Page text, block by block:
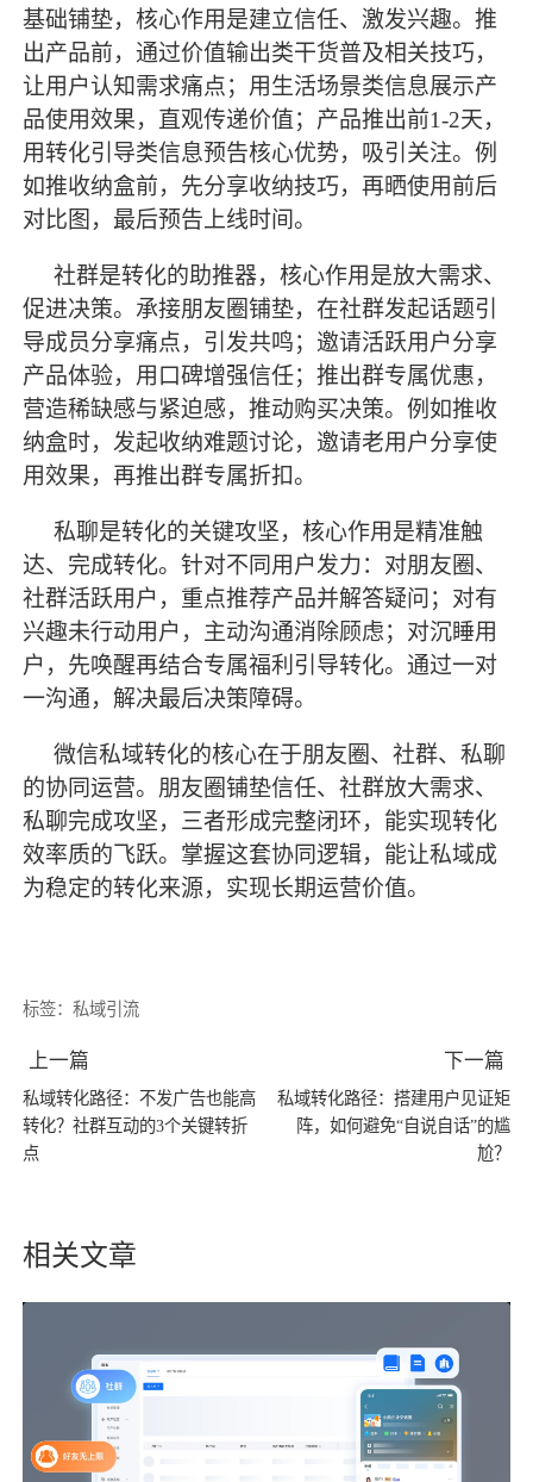
基础铺垫，核心作用是建立信任、激发兴趣。推
出产品前，通过价值输出类干货普及相关技巧，
让用户认知需求痛点；用生活场景类信息展示产
品使用效果，直观传递价值；产品推出前1-2天，
用转化引导类信息预告核心优势，吸引关注。例
如推收纳盒前，先分享收纳技巧，再晒使用前后
对比图， 最后预告上线时间。
社群是转化的助推器，核心作用是放大需求、
促进决策。承接朋友圈铺垫，在社群发起话题引
导成员分享痛点，引发共鸣；邀请活跃用户分享
产品体验，用口碑增强信任；推出群专属优惠，
营造稀缺感与紧迫感，推动购买决策。例如推收
纳盒时，发起收纳难题讨论，邀请老用户分享使
用效果，再推出群专属折扣。
私聊是转化的关键攻坚，核心作用是精准触
达、完成转化。针对不同用户发力：对朋友圈、
社群活跃用户，重点推荐产品并解答疑问；对有
兴趣未行动用户，主动沟通消除顾虑；对沉睡用
户，先唤醒再结合专属福利引导转化。通过一对
一沟通，解决最后决策障碍。
微信私域转化的核心在于朋友圈、社群、私聊
的协同运营。朋友圈铺垫信任、社群放大需求、
私聊完成攻坚，三者形成完整闭环，能实现转化
效率质的飞跃。掌握这套协同逻辑，能让私域成
为稳定的转化来源，实现长期运营价值。
标签：私域引流
上一篇
私域转化路径：不发广告也能高
转化？社群互动的3个关键转折
点
下一篇
私域转化路径：搭建用户见证矩
阵，如何避免“自说自话”的尴
尬？
相关文章